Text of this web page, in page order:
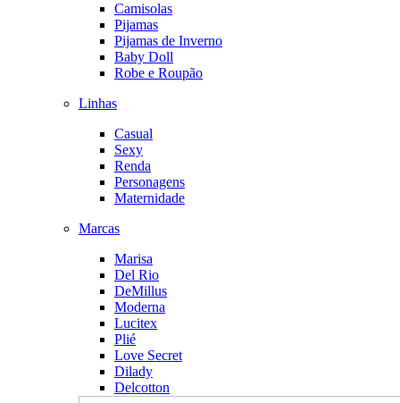
Camisolas
Pijamas
Pijamas de Inverno
Baby Doll
Robe e Roupão
Linhas
Casual
Sexy
Renda
Personagens
Maternidade
Marcas
Marisa
Del Rio
DeMillus
Moderna
Lucitex
Plié
Love Secret
Dilady
Delcotton